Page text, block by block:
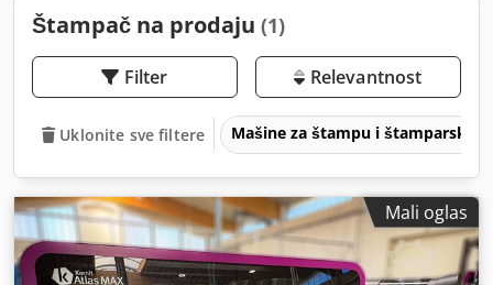
Štampač na prodaju (1)
Filter Relevantnost
Uklonite sve filtere Mašine za štampu i štamparske
Mali oglas